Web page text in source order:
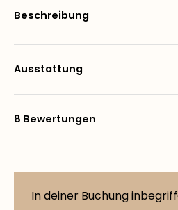
Beschreibung
Ausstattung
8 Bewertungen
In deiner Buchung